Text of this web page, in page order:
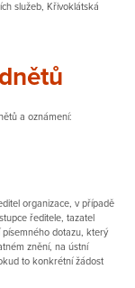
služeb, Křivoklátská
a oznámení:
organizace, v případě
ředitele, tazatel
dotazu, který
znění, na ústní
to konkrétní žádost